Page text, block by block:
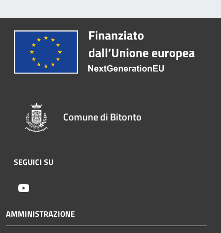
Comune di Bitonto
SEGUICI SU
AMMINISTRAZIONE